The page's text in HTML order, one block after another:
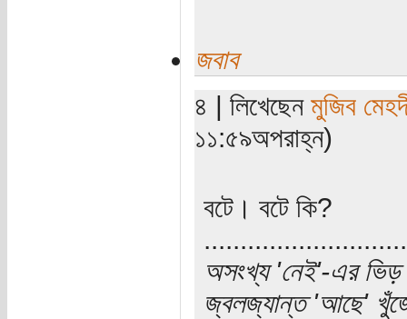
জবাব
৪ | লিখেছেন মুজিব
১১:৫৯অপরাহ্ন)
বটে। বটে কি?
অসংখ্য 'নেই'-এর ভিড়
জ্বলজ্যান্ত 'আছে'